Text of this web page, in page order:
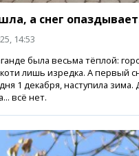
а снег
14:53
была весьма тёплой:
лишь изредка. А первый
1 декабря, наступила зима.
всё нет.